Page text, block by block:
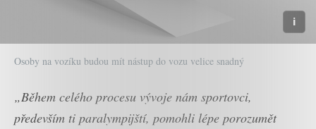
Osoby na vozíku budou mít nástup do vozu velice snadný
„Během celého procesu vývoje nám sportovci,
především ti paralympijští, pomohli lépe porozumět